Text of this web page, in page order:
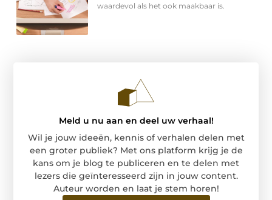
waardevol als het ook maakbaar is.
Meld u nu aan en deel uw verhaal!
Wil je jouw ideeën, kennis of verhalen delen met
een groter publiek? Met ons platform krijg je de
kans om je blog te publiceren en te delen met
lezers die geïnteresseerd zijn in jouw content.
Auteur worden en laat je stem horen!